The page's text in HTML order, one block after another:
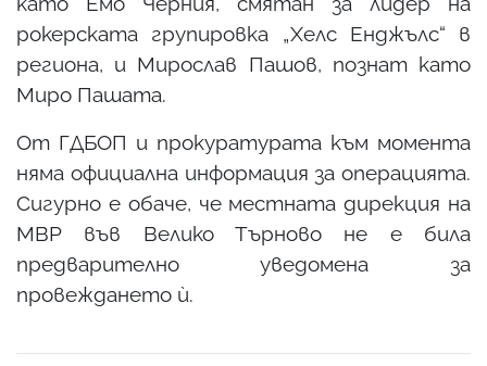
рокерската групировка „Хелс Енджълс“ в
региона, и Мирослав Пашов, познат като
Миро Пашата.
От ГДБОП и прокуратурата към момента
няма официална информация за операцията.
Сигурно е обаче, че местната дирекция на
МВР във Велико Търново не е била
предварително уведомена за
провеждането ѝ.